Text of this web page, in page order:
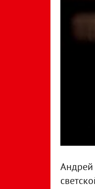
Андрей